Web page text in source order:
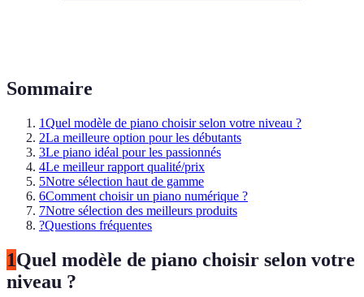
Sommaire
1Quel modèle de piano choisir selon votre niveau ?
2La meilleure option pour les débutants
3Le piano idéal pour les passionnés
4Le meilleur rapport qualité/prix
5Notre sélection haut de gamme
6Comment choisir un piano numérique ?
7Notre sélection des meilleurs produits
?Questions fréquentes
1Quel modèle de piano choisir selon votre
niveau ?